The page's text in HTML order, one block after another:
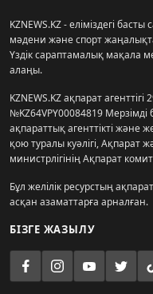
KZNEWS.KZ - еліміздегі
мәдени және спорт
Үздік сараптамалық мақала
алаңы.
KZNEWS.KZ ақпарат
№KZ64VPY00084819
ақпараттық агенттікті және
қою туралы куәлігі, Ақпарат
министрлігінің Ақпарат
Бұл желілік ресурстың
асқан азаматтарға арналған.
БІЗГЕ ЖАЗЫЛУ